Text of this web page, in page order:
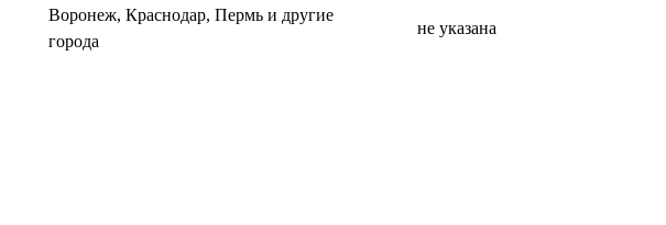
Воронеж, Краснодар, Пермь и другие
города
не указана